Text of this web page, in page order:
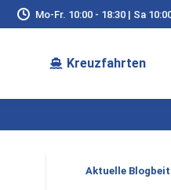
Mo-Fr. 10:00 - 18:30 | Sa
Kreuzfahrten
Aktuelle